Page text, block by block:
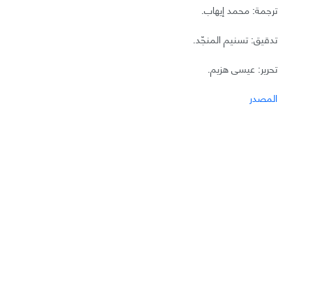
ترجمة: محمد إيهاب.
تدقيق: تسنيم المنجّد.
تحرير: عيسى هزيم.
المصدر